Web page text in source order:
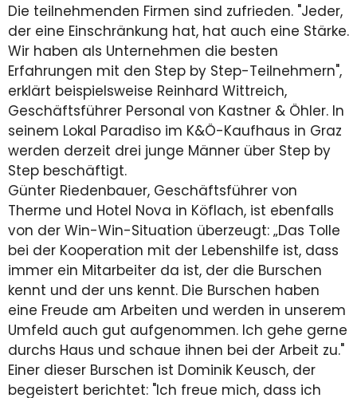
Die teilnehmenden Firmen sind zufrieden. "Jeder,
der eine Einschränkung hat, hat auch eine Stärke.
Wir haben als Unternehmen die besten
Erfahrungen mit den Step by Step-Teilnehmern",
erklärt beispielsweise Reinhard Wittreich,
Geschäftsführer Personal von Kastner & Öhler. In
seinem Lokal Paradiso im K&Ö-Kaufhaus in Graz
werden derzeit drei junge Männer über Step by
Step beschäftigt.
Günter Riedenbauer, Geschäftsführer von
Therme und Hotel Nova in Köflach, ist ebenfalls
von der Win-Win-Situation überzeugt: „Das Tolle
bei der Kooperation mit der Lebenshilfe ist, dass
immer ein Mitarbeiter da ist, der die Burschen
kennt und der uns kennt. Die Burschen haben
eine Freude am Arbeiten und werden in unserem
Umfeld auch gut aufgenommen. Ich gehe gerne
durchs Haus und schaue ihnen bei der Arbeit zu."
Einer dieser Burschen ist Dominik Keusch, der
begeistert berichtet: "Ich freue mich, dass ich